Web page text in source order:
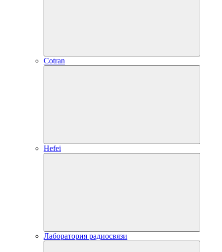
Cotran
Hefei
Лаборатория радиосвязи